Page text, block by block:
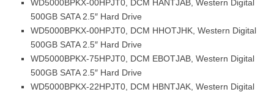
WD5000BPKX-00HPJT0, DCM HANTJAB, Western Digital
500GB SATA 2.5″ Hard Drive
WD5000BPKX-00HPJT0, DCM HHOTJHK, Western Digital
500GB SATA 2.5″ Hard Drive
WD5000BPKX-75HPJT0, DCM EBOTJAB, Western Digital
500GB SATA 2.5″ Hard Drive
WD5000BPKX-22HPJT0, DCM HBNTJAK, Western Digital